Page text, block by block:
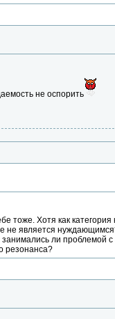
не оспорить
тоже. Хотя как
не является
занимались ли
резонанса?